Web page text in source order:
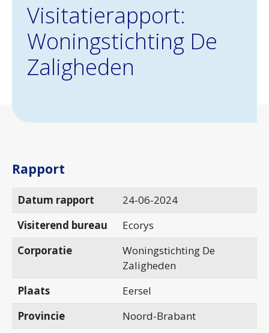
Visitatierapport:
Woningstichting De
Zaligheden
Rapport
Datum rapport
24-06-2024
Visiterend bureau
Ecorys
Corporatie
Woningstichting De
Zaligheden
Plaats
Eersel
Provincie
Noord-Brabant